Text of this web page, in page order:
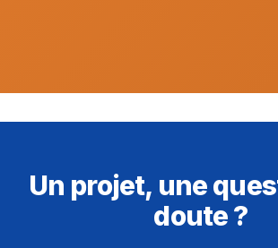
Un projet, une
doute ?